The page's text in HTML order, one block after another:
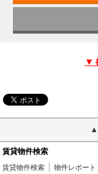
▼
賃貸物件検索
賃貸物件検索 物件レポート